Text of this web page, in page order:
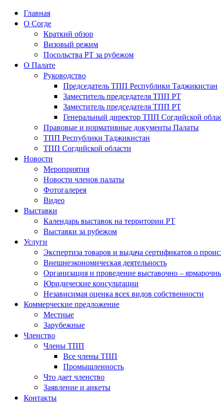
Главная
О Согде
Краткий обзор
Визовый режим
Посольства РТ за рубежом
О Палате
Руководство
Председатель ТПП Республики Таджикистан
Заместитель председателя ТПП РТ
Заместитель председателя ТПП РТ
Генеральный директор ТПП Согдийской
Правовые и нормативные документы Палаты
ТПП Республики Таджикистан
ТПП Согдийской области
Новости
Мероприятия
Новости членов палаты
Фотогалерея
Видео
Выставки
Календарь выставок на территории РТ
Выставки за рубежом
Услуги
Экспертиза товаров и выдача сертификатов о
Внешнеэкономическая деятельность
Организация и проведение выставочно –
Юридические консультации
Независимая оценка всех видов собственности
Коммерческие предложение
Местные
Зарубежные
Членство
Члены ТПП
Все члены ТПП
Промышленность
Что дает членство
Заявление и анкеты
Контакты